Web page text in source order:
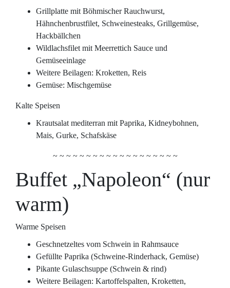
Grillplatte mit Böhmischer Rauchwurst,
Hähnchenbrustfilet, Schweinesteaks, Grillgemüse,
Hackbällchen
Wildlachsfilet mit Meerrettich Sauce und
Gemüseeinlage
Weitere Beilagen: Kroketten, Reis
Gemüse: Mischgemüse
Kalte Speisen
Krautsalat mediterran mit Paprika, Kidneybohnen,
Mais, Gurke, Schafskäse
~ ~ ~ ~ ~ ~ ~ ~ ~ ~ ~ ~ ~ ~ ~ ~ ~ ~ ~
Buffet „Napoleon“ (nur
warm)
Warme Speisen
Geschnetzeltes vom Schwein in Rahmsauce
Gefüllte Paprika (Schweine-Rinderhack, Gemüse)
Pikante Gulaschsuppe (Schwein & rind)
Weitere Beilagen: Kartoffelspalten, Kroketten,